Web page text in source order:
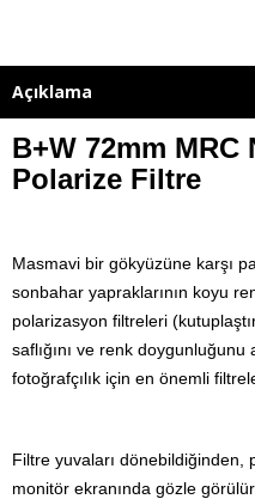
Açıklama
B+W 72mm MRC
Polarize Filtre
Masmavi bir gökyüzüne karşı
sonbahar yapraklarının koyu
polarizasyon filtreleri
saflığını ve renk doygunluğunu
fotoğrafçılık için en önemli
Filtre yuvaları dönebildiğinden,
monitör ekranında gözle